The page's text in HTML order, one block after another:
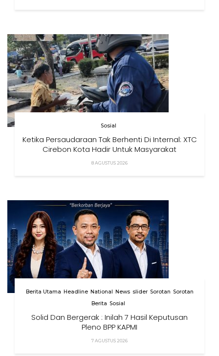
Sosial
Ketika Persaudaraan Tak Berhenti Di Internal: XTC
Cirebon Kota Hadir Untuk Masyarakat
8 AGUSTUS 2026
Berita Utama Headline National News slider Sorotan Sorotan
Berita Sosial
Solid Dan Bergerak : Inilah 7 Hasil Keputusan
Pleno BPP KAPMI
7 AGUSTUS 2026